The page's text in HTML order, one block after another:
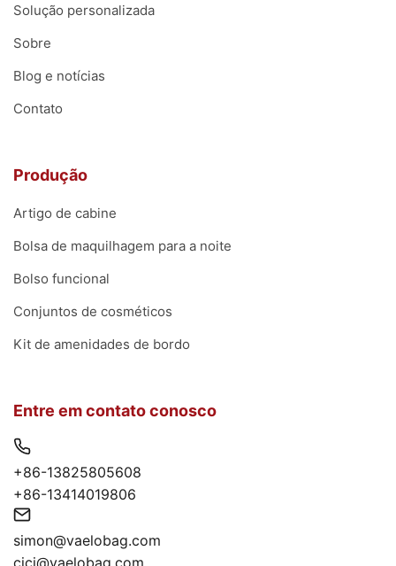
Solução personalizada
Sobre
Blog e notícias
Contato
Produção
Artigo de cabine
Bolsa de maquilhagem para a noite
Bolso funcional
Conjuntos de cosméticos
Kit de amenidades de bordo
Entre em contato conosco
+86-13825805608
+86-13414019806
simon@vaelobag.com
cici@vaelobag.com